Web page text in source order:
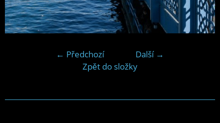
← Předchozí
Další →
Zpět do složky